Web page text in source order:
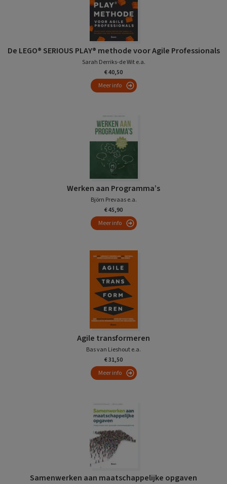
De LEGO® SERIOUS PLAY® methode voor Agile Professionals
Sarah Derriks-de Wit e.a.
€ 40,50
Meer info
Werken aan Programma’s
Björn Prevaas e.a.
€ 45,90
Meer info
Agile transformeren
Bas van Lieshout e.a.
€ 31,50
Meer info
Samenwerken aan maatschappelijke opgaven